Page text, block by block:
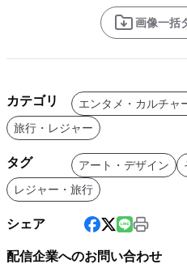
画像一括
カテゴリ エンタメ・カルチャ
旅行・レジャー
タグ アート・デザイン
レジャー・旅行
シェア
配信企業へのお問い合わせ